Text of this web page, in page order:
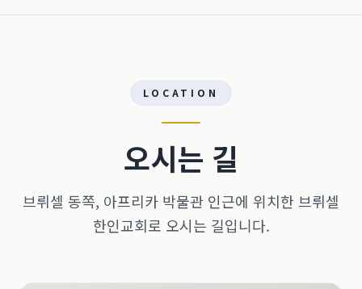
LOCATION
오시는 길
브뤼셀 동쪽, 아프리카 박물관 인근에 위치한 브뤼셀
한인교회로 오시는 길입니다.